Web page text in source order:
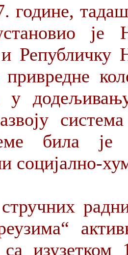
године,
је
Републичку
у
била је
социјално-
изузетком